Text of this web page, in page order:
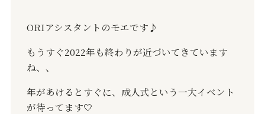
ORIアシスタントのモエです ♪︎
もうすぐ2022年も終わりが近づいてきています
ね、、
年があけるとすぐに、成人式という一大イベント
が待ってます🤍